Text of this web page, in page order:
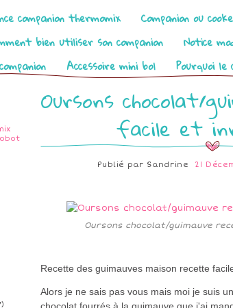
companion thermomix
Companion ou
bien utiliser son companion
Notice
Accessoire mini bol Pourquoi
Oursons chocolat/
facile et
Publié par Sandrine 21
Oursons chocolat/guimauve
Recette des guimauves maison recette
Alors je ne sais pas vous mais moi je suis